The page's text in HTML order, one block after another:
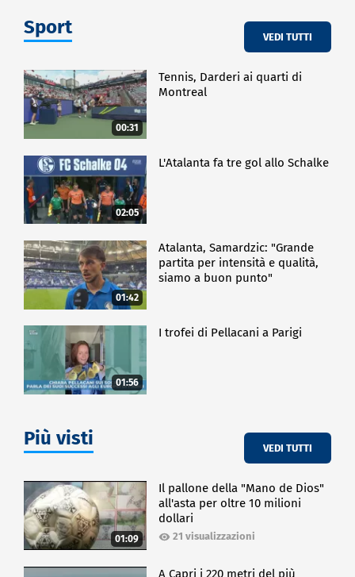
Sport VEDI TUTTI
00:31
Tennis, Darderi ai quarti di
Montreal
02:05
L'Atalanta fa tre gol allo Schalke
01:42
Atalanta, Samardzic: "Grande
partita per intensità e qualità,
siamo a buon punto"
01:56
I trofei di Pellacani a Parigi
Più visti VEDI TUTTI
01:09
Il pallone della "Mano de Dios"
all'asta per oltre 10 milioni
dollari
21 visualizzazioni
A Capri i 220 metri del più